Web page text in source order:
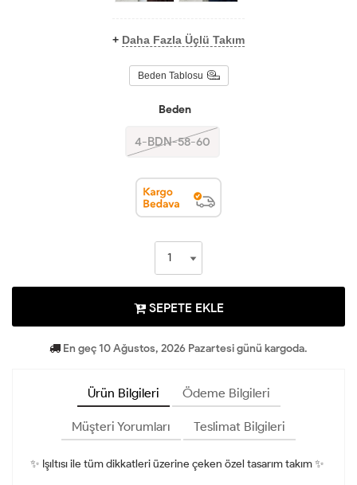
+ Daha Fazla Üçlü Takım
Beden Tablosu
Beden
4-BDN-58-60
SEPETE EKLE
En geç 10 Ağustos, 2026 Pazartesi günü kargoda.
Ürün Bilgileri Ödeme Bilgileri
Müşteri Yorumları Teslimat Bilgileri
✨ Işıltısı ile tüm dikkatleri üzerine çeken özel tasarım takım ✨